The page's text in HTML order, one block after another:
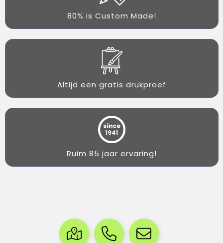
80% is Custom Made!
Altijd een gratis drukproef
Ruim 85 jaar ervaring!